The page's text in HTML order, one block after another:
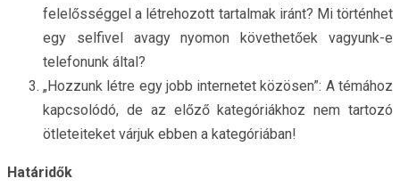
felelősséggel a létrehozott tartalmak iránt? Mi történhet
egy selfivel avagy nyomon követhetőek vagyunk-e
telefonunk által?
„Hozzunk létre egy jobb internetet közösen”: A témához
kapcsolódó, de az előző kategóriákhoz nem tartozó
ötleteiteket várjuk ebben a kategóriában!
Határidők